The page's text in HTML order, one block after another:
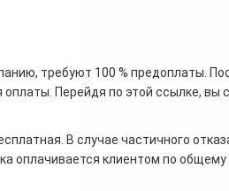
требуют 100 % предоплаты.
Перейдя по этой ссылке,
В случае частичного
оплачивается клиентом по общему